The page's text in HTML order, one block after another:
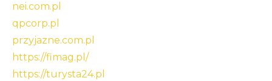
nei.com.pl
qpcorp.pl
przyjazne.com.pl
https://fimag.pl/
https://turysta24.pl